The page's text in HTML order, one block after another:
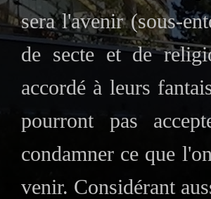
sera l'avenir (sous-
de secte et de
accordé à leurs
pourront pas
condamner ce que
venir. Considérant